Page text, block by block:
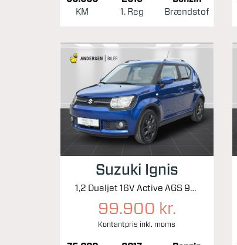
KM
1. Reg
Brændstof
Suzuki Ignis
1,2 Dualjet 16V Active AGS 90HK 5d Aut.
99.900 kr.
Kontantpris inkl. moms